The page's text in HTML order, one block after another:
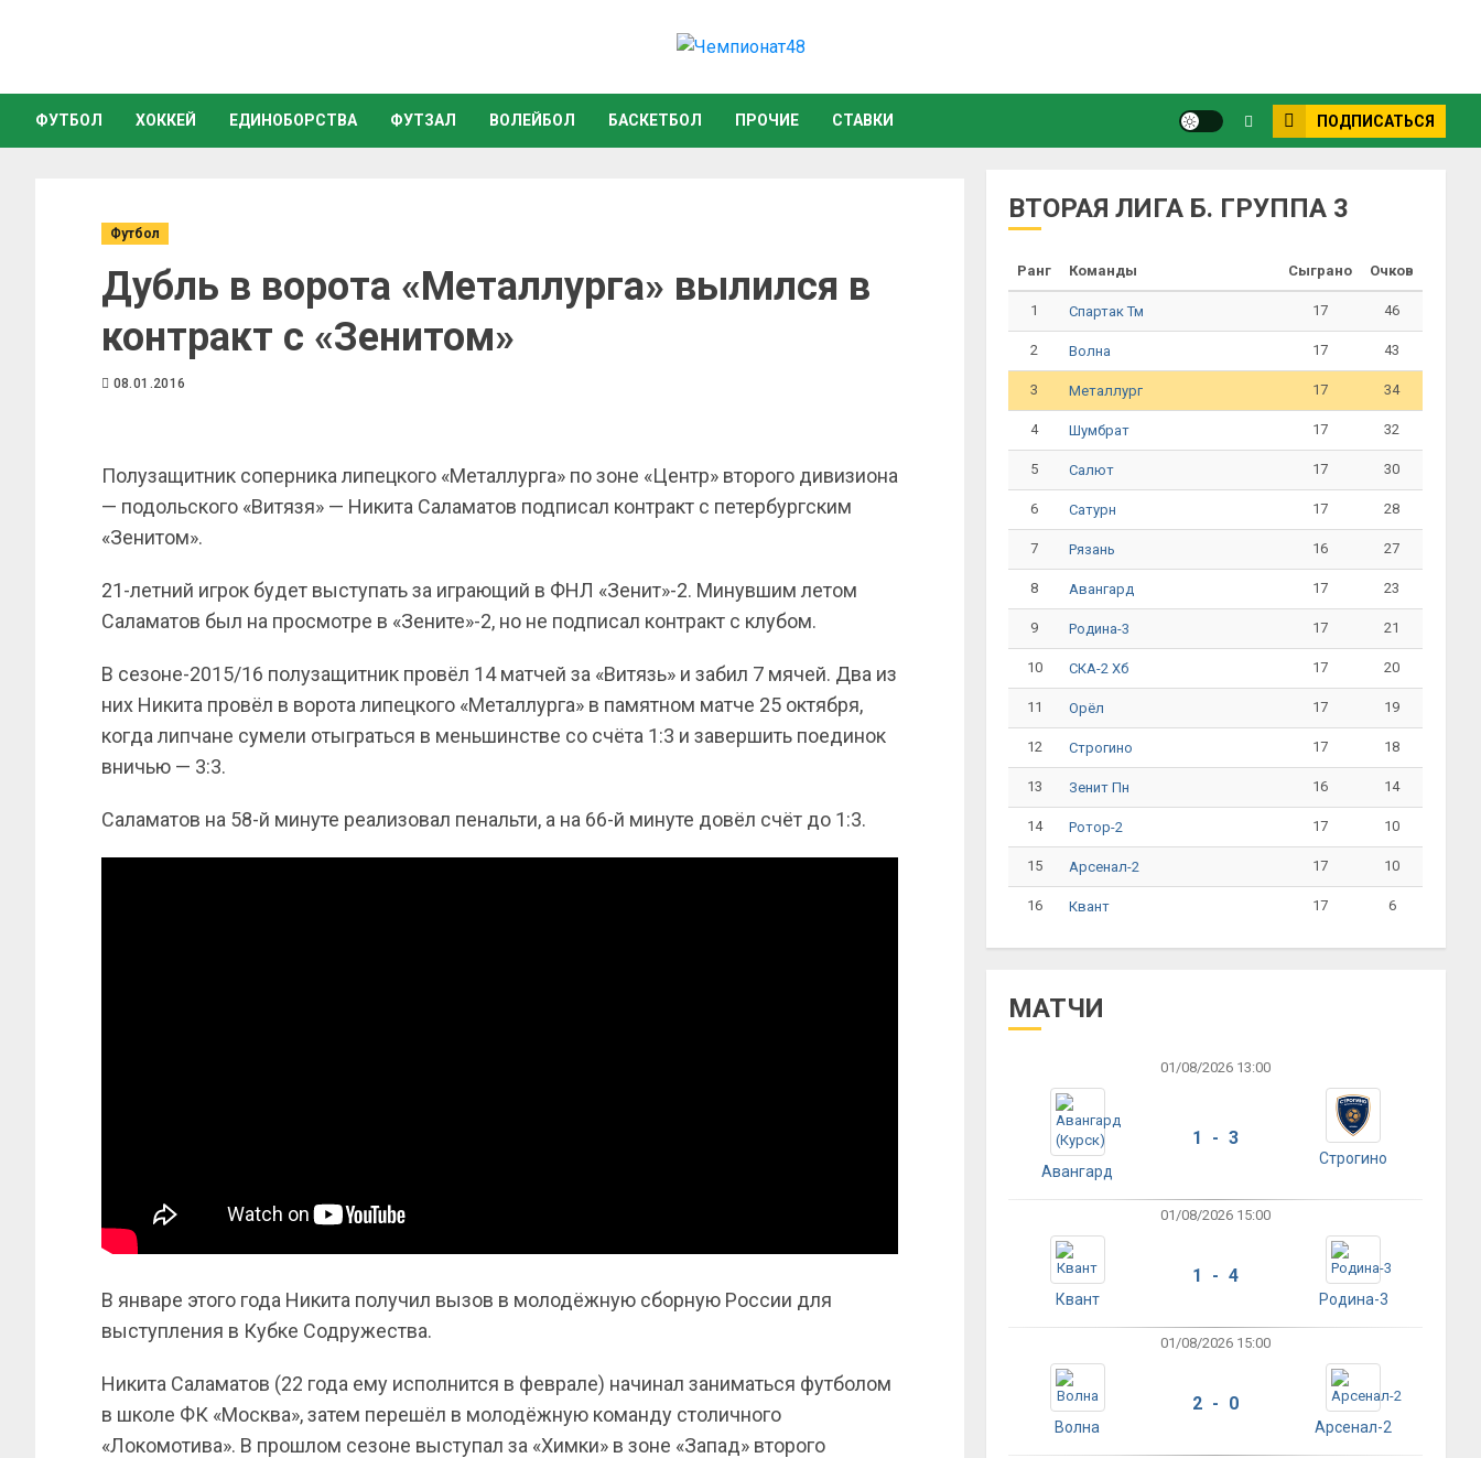
ФУТБОЛ ХОККЕЙ ЕДИНОБОРСТВА ФУТЗАЛ ВОЛЕЙБОЛ БАСКЕТБОЛ ПРОЧИЕ СТАВКИ ПОДПИСАТЬСЯ
Футбол
Дубль в ворота «Металлурга» вылился в
контракт с «Зенитом»
08.01.2016
Полузащитник соперника липецкого «Металлурга» по зоне «Центр» второго дивизиона
— подольского «Витязя» — Никита Саламатов подписал контракт с петербургским
«Зенитом».
21-летний игрок будет выступать за играющий в ФНЛ «Зенит»-2. Минувшим летом
Саламатов был на просмотре в «Зените»-2, но не подписал контракт с клубом.
В сезоне-2015/16 полузащитник провёл 14 матчей за «Витязь» и забил 7 мячей. Два из
них Никита провёл в ворота липецкого «Металлурга» в памятном матче 25 октября,
когда липчане сумели отыграться в меньшинстве со счёта 1:3 и завершить поединок
вничью — 3:3.
Саламатов на 58-й минуте реализовал пенальти, а на 66-й минуте довёл счёт до 1:3.
В январе этого года Никита получил вызов в молодёжную сборную России для
выступления в Кубке Содружества.
Никита Саламатов (22 года ему исполнится в феврале) начинал заниматься футболом
в школе ФК «Москва», затем перешёл в молодёжную команду столичного
«Локомотива». В прошлом сезоне выступал за «Химки» в зоне «Запад» второго
ВТОРАЯ ЛИГА Б. ГРУППА 3
Ранг Команды Сыграно Очков
1 Спартак Тм 17 46
2 Волна 17 43
3 Металлург 17 34
4 Шумбрат 17 32
5 Салют 17 30
6 Сатурн 17 28
7 Рязань 16 27
8 Авангард 17 23
9 Родина-3 17 21
10 СКА-2 Хб 17 20
11 Орёл 17 19
12 Строгино 17 18
13 Зенит Пн 16 14
14 Ротор-2 17 10
15 Арсенал-2 17 10
16 Квант 17 6
МАТЧИ
01/08/2026 13:00
Авангард
1 - 3
Строгино
01/08/2026 15:00
Квант
1 - 4
Родина-3
01/08/2026 15:00
Волна
2 - 0
Арсенал-2